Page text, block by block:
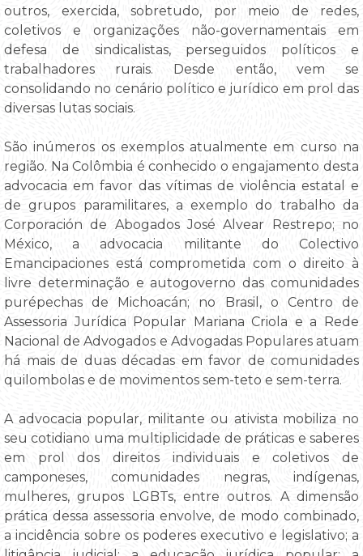
outros, exercida, sobretudo, por meio de redes,
coletivos e organizações não-governamentais em
defesa de sindicalistas, perseguidos políticos e
trabalhadores rurais. Desde então, vem se
consolidando no cenário político e jurídico em prol das
diversas lutas sociais.
São inúmeros os exemplos atualmente em curso na
região. Na Colômbia é conhecido o engajamento desta
advocacia em favor das vítimas de violência estatal e
de grupos paramilitares, a exemplo do trabalho da
Corporación de Abogados José Alvear Restrepo; no
México, a advocacia militante do Colectivo
Emancipaciones está comprometida com o direito à
livre determinação e autogoverno das comunidades
purépechas de Michoacán; no Brasil, o Centro de
Assessoria Jurídica Popular Mariana Criola e a Rede
Nacional de Advogados e Advogadas Populares atuam
há mais de duas décadas em favor de comunidades
quilombolas e de movimentos sem-teto e sem-terra.
A advocacia popular, militante ou ativista mobiliza no
seu cotidiano uma multiplicidade de práticas e saberes
em prol dos direitos individuais e coletivos de
camponeses, comunidades negras, indígenas,
mulheres, grupos LGBTs, entre outros. A dimensão
prática dessa assessoria envolve, de modo combinado,
a incidência sobre os poderes executivo e legislativo; a